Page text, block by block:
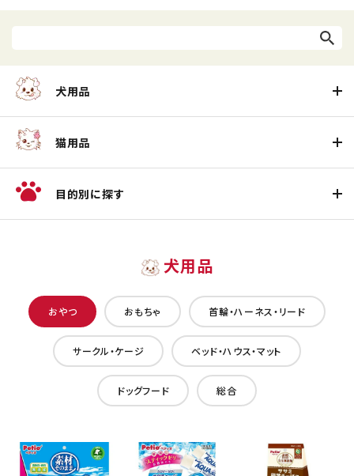
犬用品
猫用品
目的別に探す
犬用品
おやつ おもちゃ 首輪・ハーネス・リード
サークル・ケージ ベッド・ハウス・マット
ドッグフード 総合